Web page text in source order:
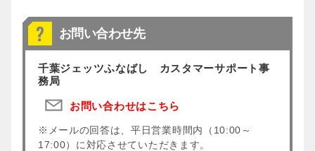
ご利用上の注意事項は
お部屋ごとに内装が異なるので、
人数やお好みでお部屋を選んでいただけます
CLUBエリアご利用者さま専用のバーカウンターもご
利用いただけます。
や軽食をご用意しております。
ドリンクメニューは
こちら
からご確認ください。(有料メニューは、フリ
ードリンクおよびフードチケットの対象外となりま
す。)
※内容は予告なく変更となる場合がございます。
開場時間～試合終了後60分[※1]まで（ご飲食のラス
トオーダー：試合終了まで[※2]）
可能性がございます
※2 ブッフェのご利用時間については内容により異
なりますので当日ご確認ください
フリードリンク
お問い合わせ先
千葉ジェッツふなばし カスタマーサポート事
務局
お問い合わせはこちら
※メールの回答は、平日営業時間内（10:00～
17:00）に対応させていただきます。